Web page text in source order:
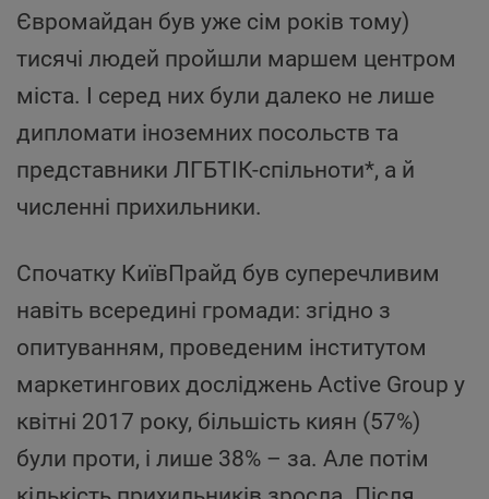
Євромайдан був уже сім років тому)
тисячі людей пройшли маршем центром
міста. І серед них були далеко не лише
дипломати іноземних посольств та
представники ЛГБТІК-спільноти*, а й
численні прихильники.
Спочатку КиївПрайд був суперечливим
навіть всередині громади: згідно з
опитуванням, проведеним інститутом
маркетингових досліджень Active Group у
квітні 2017 року, більшість киян (57%)
були проти, і лише 38% – за. Але потім